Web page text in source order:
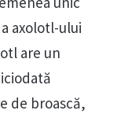
axolotl-ului
are un
de broască,